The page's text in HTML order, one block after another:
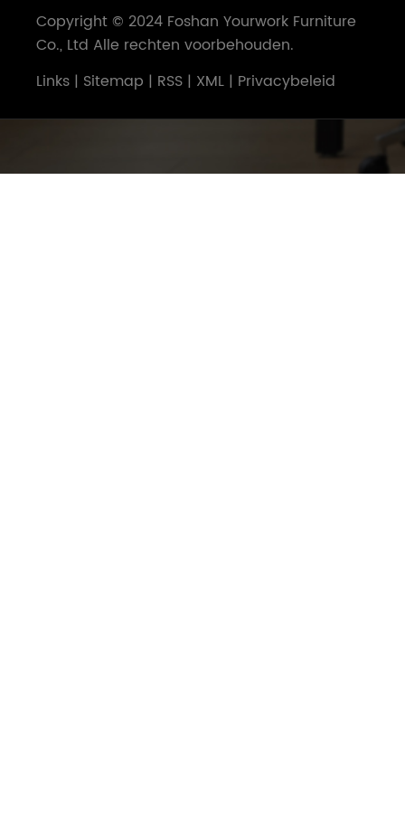
Copyright © 2024 Foshan Yourwork Furniture
Co., Ltd Alle rechten voorbehouden.
Links | Sitemap | RSS | XML | Privacybeleid